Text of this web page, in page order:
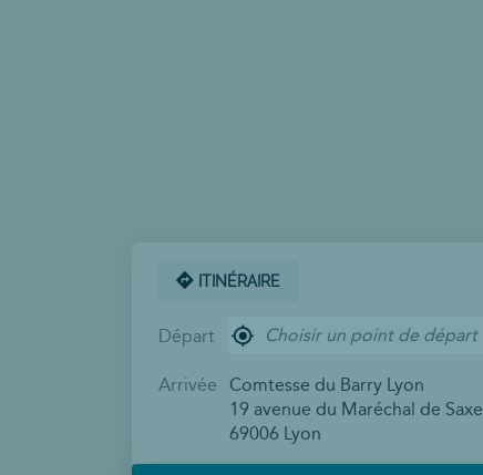
ITINÉRAIRE
Départ
,
trouver
point
de
vente
Comtesse
Arrivée
Comtesse du Barry Lyon
19 avenue du Maréchal de Saxe
69006 Lyon